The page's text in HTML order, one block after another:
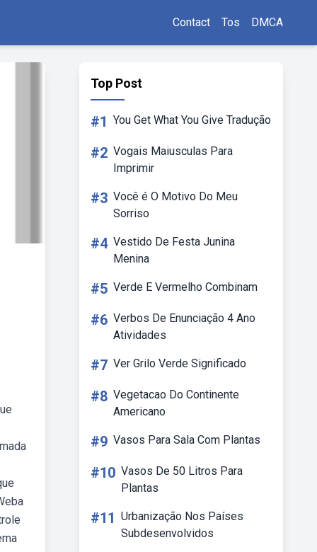
Contact Tos DMCA
Top Post
#1 You Get What You Give Tradução
#2 Vogais Maiusculas Para
Imprimir
#3 Você é O Motivo Do Meu
Sorriso
#4 Vestido De Festa Junina
Menina
#5 Verde E Vermelho Combinam
#6 Verbos De Enunciação 4 Ano
Atividades
#7 Ver Grilo Verde Significado
#8 Vegetacao Do Continente
Americano
#9 Vasos Para Sala Com Plantas
#10 Vasos De 50 Litros Para
Plantas
#11 Urbanização Nos Países
Subdesenvolvidos